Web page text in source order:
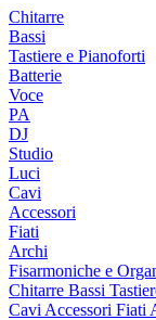
Chitarre
Bassi
Tastiere e Pianoforti
Batterie
Voce
PA
DJ
Studio
Luci
Cavi
Accessori
Fiati
Archi
Fisarmoniche e
Chitarre Bassi
Cavi Accessori Fiati